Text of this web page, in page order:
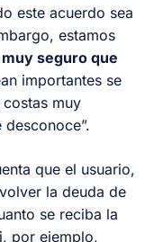
este acuerdo sea
estamos
seguro que
importantes se
muy
que el usuario,
la deuda de
se reciba la
por ejemplo,